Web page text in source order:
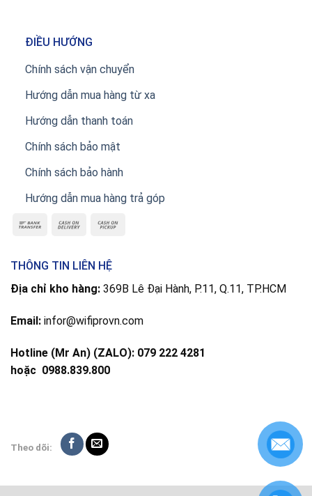
ĐIỀU HƯỚNG
Chính sách vận chuyển
Hướng dẫn mua hàng từ xa
Hướng dẫn thanh toán
Chính sách bảo mật
Chính sách bảo hành
Hướng dẫn mua hàng trả góp
THÔNG TIN LIÊN HỆ
Địa chỉ kho hàng: 369B Lê Đại Hành, P.11, Q.11, TP.HCM
Email: infor@wifiprovn.com
Hotline (Mr An) (ZALO): 079 222 4281
hoặc 0988.839.800
Theo dõi: